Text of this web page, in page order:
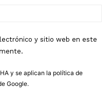
y sitio web en este
y se aplican la política de
Google.